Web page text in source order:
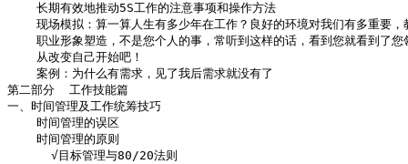
    长期有效地推动5S工作的注意事项和操作方法
现场模拟：算一算人生有多少年在工作？良好的环境对我们有多重要
职业形象塑造，不是您个人的事，常听到这样的话，看到您就看到了您
    从改变自己开始吧！
    案例：为什么有需求，见了我后需求就没有了
第二部分  工作技能篇
一、时间管理及工作统筹技巧
    时间管理的误区
    时间管理的原则
      √目标管理与80/20法则